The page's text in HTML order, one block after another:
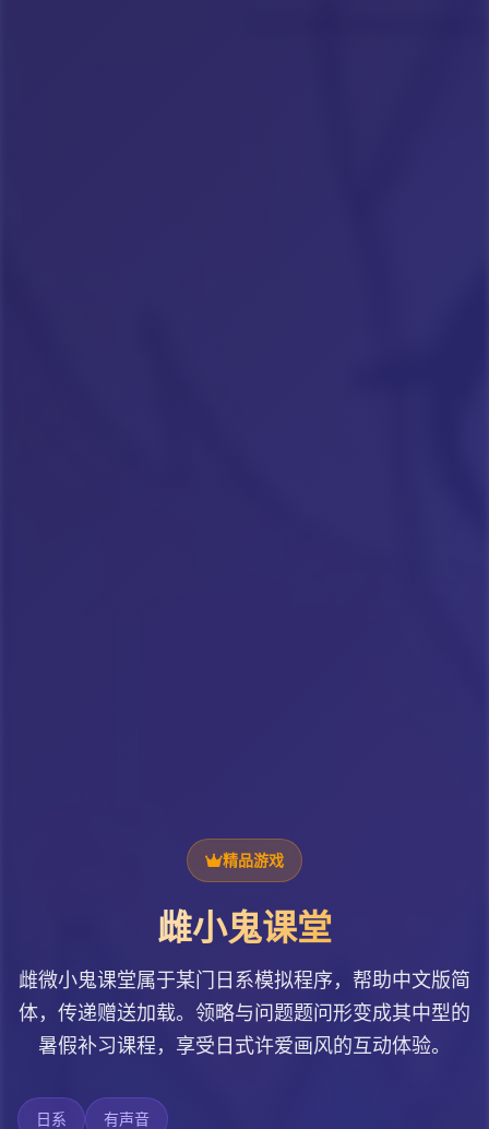
精品游戏
雌小鬼课堂
雌微小鬼课堂属于某门日系模拟程序，帮助中文版简
体，传递赠送加载。领略与问题题问形变成其中型的
暑假补习课程，享受日式许爱画风的互动体验。
日系 有声音